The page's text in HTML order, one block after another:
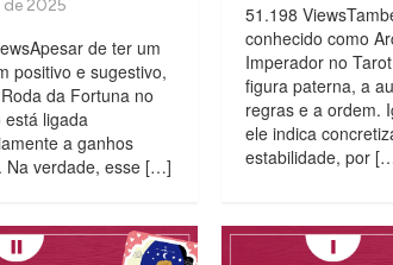
de ter um
positivo e sugestivo,
da Fortuna no
ligada
a ganhos
Na verdade, esse […]
51.198
conhecido como
Imperador no
figura paterna, a
regras e a ordem.
ele indica
estabilidade, por